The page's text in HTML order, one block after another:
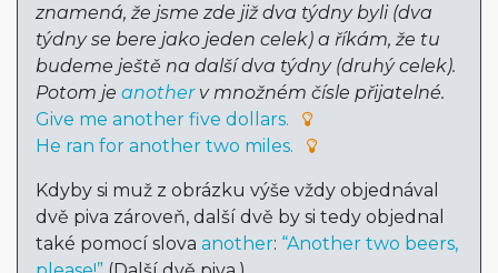
znamená, že jsme zde již dva týdny byli (dva
týdny se bere jako jeden celek) a říkám, že tu
budeme ještě na další dva týdny (druhý celek).
Potom je anotherv množném čísle přijatelné.
Give me another five dollars.
He ran for another two miles.
Kdyby si muž z obrázku výše vždy objednával
dvě piva zároveň, další dvě by si tedy objednal
také pomocí slova another: “Another two beers,